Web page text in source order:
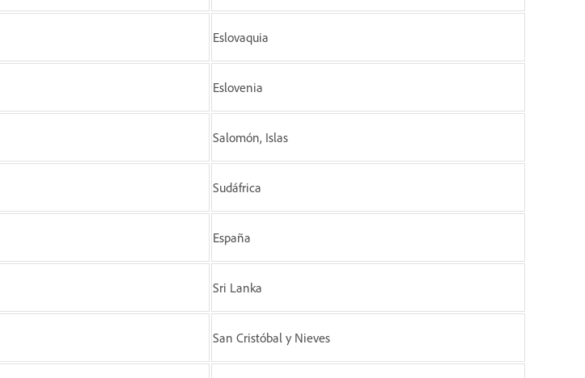
Eslovaquia
Eslovenia
Salomón, Islas
Sudáfrica
España
Sri Lanka
San Cristóbal y Nieves